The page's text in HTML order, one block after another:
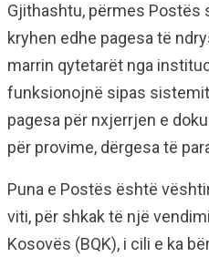
Gjithashtu, përmes Postës
kryhen edhe pagesa të
marrin qytetarët nga
funksionojnë sipas
pagesa për nxjerrjen e
për provime, dërgesa të
Puna e Postës është
viti, për shkak të një
Kosovës (BQK), i cili e ka